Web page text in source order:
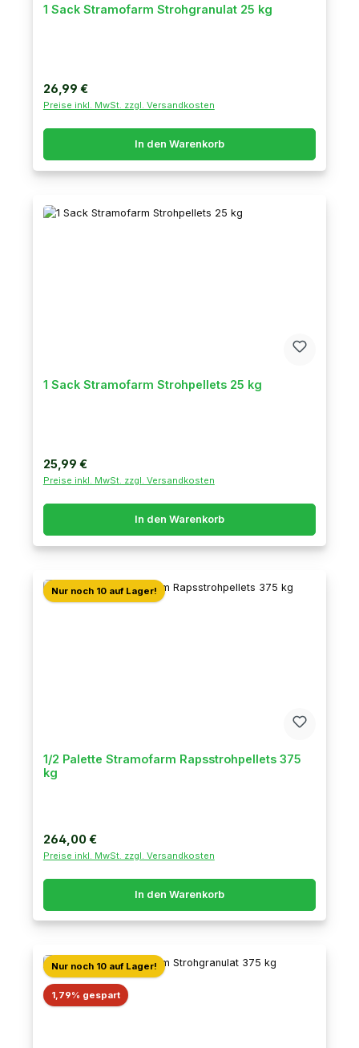
1 Sack Stramofarm Strohgranulat 25 kg
Regulärer Preis:
26,99 €
Preise inkl. MwSt. zzgl. Versandkosten
In den Warenkorb
1 Sack Stramofarm Strohpellets 25 kg
Regulärer Preis:
25,99 €
Preise inkl. MwSt. zzgl. Versandkosten
In den Warenkorb
Nur noch 10 auf Lager!
1/2 Palette Stramofarm Rapsstrohpellets 375
kg
Regulärer Preis:
264,00 €
Preise inkl. MwSt. zzgl. Versandkosten
In den Warenkorb
Nur noch 10 auf Lager!
1,79% gespartRabatt